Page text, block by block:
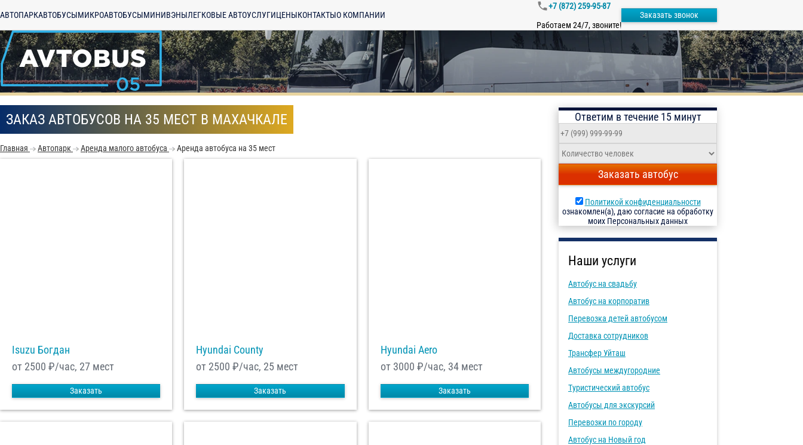
АВТОПАРКАВТОБУСЫМИКРОАВТОБУСЫМИНИВЭНЫЛЕГКОВЫЕ АВТОУСЛУГИЦЕНЫКОНТАКТЫО КОМПАНИИ
+7 (872) 259-95-87
Работаем 24/7, звоните!
Заказать звонок
ЗАКАЗ АВТОБУСОВ НА 35 МЕСТ В МАХАЧКАЛЕ
Главная Автопарк Аренда малого автобуса Аренда автобуса на 35 мест
Isuzu Богдан
от 2500 ₽/час, 27 мест
Заказать
Hyundai County
от 2500 ₽/час, 25 мест
Заказать
Hyundai Aero
от 3000 ₽/час, 34 мест
Заказать
Ответим в течение 15 минут
Заказать автобус
Политикой конфиденциальности
ознакомлен(а), даю согласие на обработку
моих Персональных данных
Наши услуги
Автобус на свадьбу
Автобус на корпоратив
Перевозка детей автобусом
Доставка сотрудников
Трансфер Уйташ
Автобусы междугородние
Туристический автобус
Автобусы для экскурсий
Перевозки по городу
Автобус на Новый год